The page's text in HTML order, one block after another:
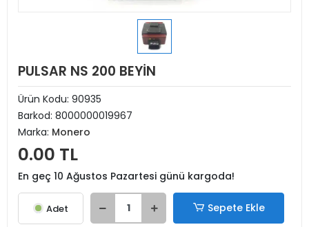
PULSAR NS 200 BEYİN
Ürün Kodu: 90935
Barkod: 8000000019967
Marka: Monero
0.00 TL
En geç 10 Ağustos Pazartesi günü kargoda!
Adet Sepete Ekle